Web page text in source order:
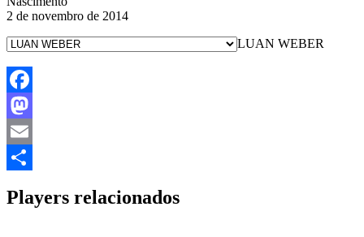
2 de novembro de 2014
LUAN WEBER
Facebook
Mastodon
Email
Players relacionados